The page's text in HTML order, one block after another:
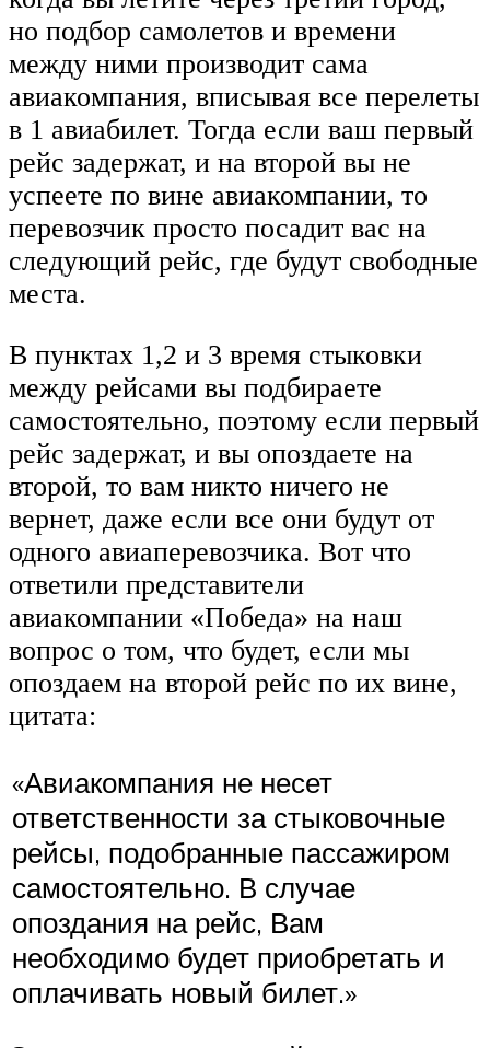
но подбор самолетов и времени
между ними производит сама
авиакомпания, вписывая все перелеты
в 1 авиабилет. Тогда если ваш первый
рейс задержат, и на второй вы не
успеете по вине авиакомпании, то
перевозчик просто посадит вас на
следующий рейс, где будут свободные
места.
В пунктах 1,2 и 3 время стыковки
между рейсами вы подбираете
самостоятельно, поэтому если первый
рейс задержат, и вы опоздаете на
второй, то вам никто ничего не
вернет, даже если все они будут от
одного авиаперевозчика. Вот что
ответили представители
авиакомпании «Победа» на наш
вопрос о том, что будет, если мы
опоздаем на второй рейс по их вине,
цитата:
«Авиакомпания не несет
ответственности за стыковочные
рейсы, подобранные пассажиром
самостоятельно. В случае
опоздания на рейс, Вам
необходимо будет приобретать и
оплачивать новый билет.»